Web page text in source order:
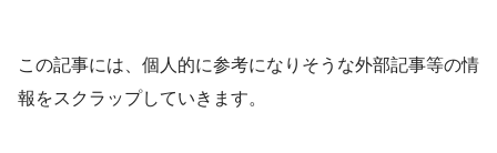
この記事には、個人的に参考になりそうな外部記事等の情
報をスクラップしていきます。